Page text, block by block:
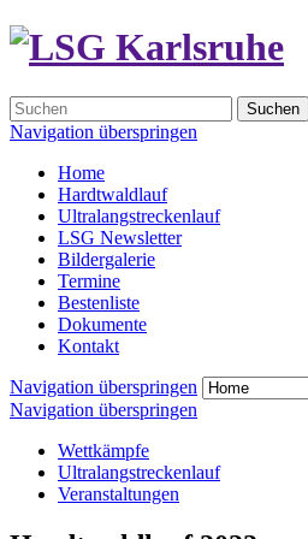
Suchen
Navigation überspringen
Home
Hardtwaldlauf
Ultralangstreckenlauf
LSG Newsletter
Bildergalerie
Termine
Bestenliste
Dokumente
Kontakt
Navigation überspringen
Navigation überspringen
Wettkämpfe
Ultralangstreckenlauf
Veranstaltungen